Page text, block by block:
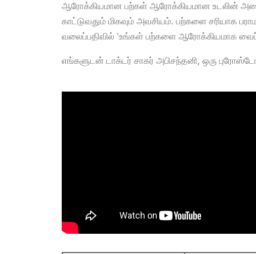
ஆரோக்கியமான பற்கள் ஆரோக்கியமான உடலின்
காட்டுவதும் மிகவும் அவசியம். பற்களை சரியாக
வலைப்பதிவில் ‘உங்கள் பற்களை ஆரோக்கியமாக
எங்களுடன் டாக்டர் சாகர் அபிசந்தனி, ஒரு